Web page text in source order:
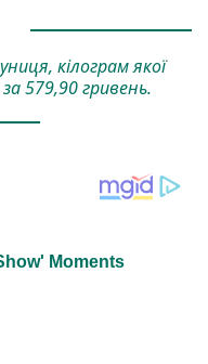
кілограм якої
579,90 гривень.